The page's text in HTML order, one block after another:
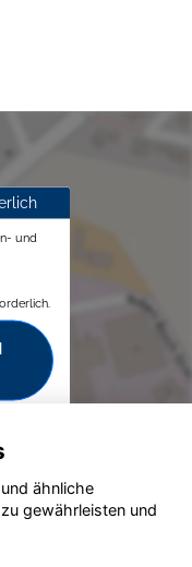
und
2020 - 2026
ähnliche
gewährleisten und